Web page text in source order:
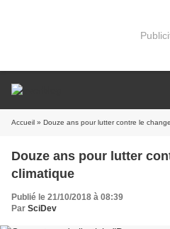
Accueil » Douze ans pour lutter contre le
Douze ans pour lutter
climatique
Publié le 21/10/2018 à 08:39
Par SciDev